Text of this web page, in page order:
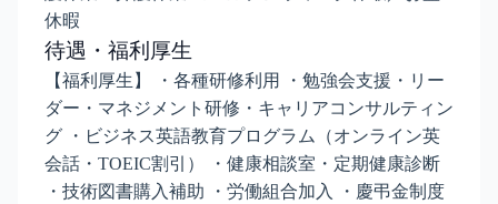
休暇
待遇・福利厚生
【福利厚生】 ・各種研修利用 ・勉強会支援・リー
ダー・マネジメント研修・キャリアコンサルティン
グ ・ビジネス英語教育プログラム（オンライン英
会話・TOEIC割引） ・健康相談室・定期健康診断
・技術図書購入補助 ・労働組合加入 ・慶弔金制度